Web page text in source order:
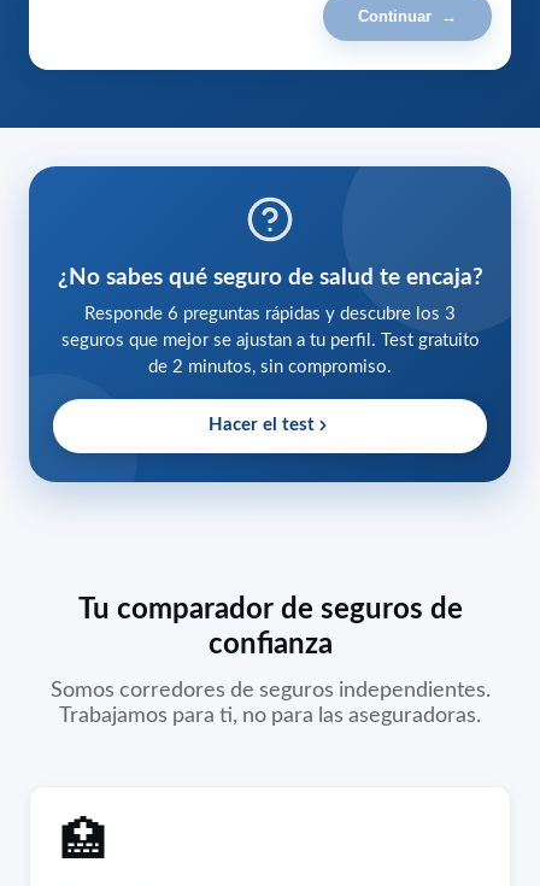
Continuar →
¿No sabes qué seguro de salud te encaja?
Responde 6 preguntas rápidas y descubre los 3
seguros que mejor se ajustan a tu perfil. Test gratuito
de 2 minutos, sin compromiso.
Hacer el test
Tu comparador de seguros de
confianza
Somos corredores de seguros independientes.
Trabajamos para ti, no para las aseguradoras.
🏥